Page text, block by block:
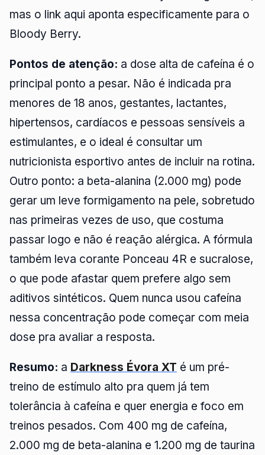
mas o link aqui aponta especificamente para o
Bloody Berry.
Pontos de atenção: a dose alta de cafeína é o
principal ponto a pesar. Não é indicada pra
menores de 18 anos, gestantes, lactantes,
hipertensos, cardíacos e pessoas sensíveis a
estimulantes, e o ideal é consultar um
nutricionista esportivo antes de incluir na rotina.
Outro ponto: a beta-alanina (2.000 mg) pode
gerar um leve formigamento na pele, sobretudo
nas primeiras vezes de uso, que costuma
passar logo e não é reação alérgica. A fórmula
também leva corante Ponceau 4R e sucralose,
o que pode afastar quem prefere algo sem
aditivos sintéticos. Quem nunca usou cafeína
nessa concentração pode começar com meia
dose pra avaliar a resposta.
Resumo: a Darkness Évora XT é um pré-
treino de estímulo alto pra quem já tem
tolerância à cafeína e quer energia e foco em
treinos pesados. Com 400 mg de cafeína,
2.000 mg de beta-alanina e 1.200 mg de taurina